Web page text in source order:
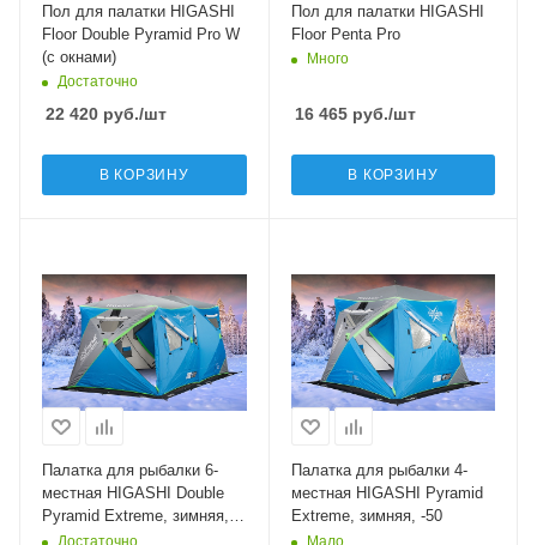
Пол для палатки HIGASHI
Floor Double Pyramid Pro W
(с окнами)
Достаточно
22 420 руб./шт
В КОРЗИНУ
Пол для палатки HIGASHI
Floor Penta Pro
Много
16 465руб./шт
В КОРЗИНУ
Палатка для рыбалки 6-
местная HIGASHI Double
Pyramid Extreme, зимняя,
трехслойная, -50
Достаточно
Палатка для рыбалки 4-
местная HIGASHI Pyramid
Extreme, зимняя, -50
Мало